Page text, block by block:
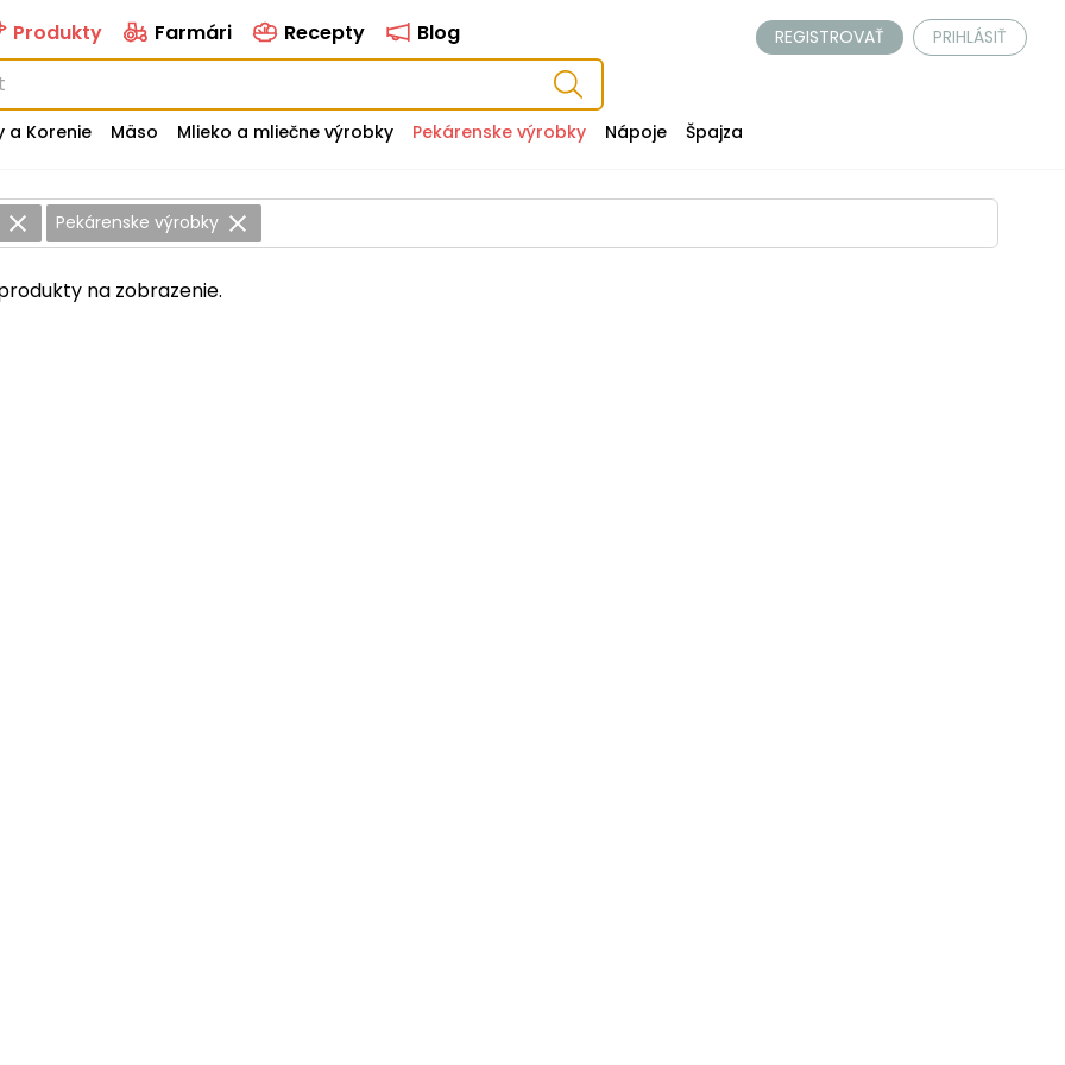
Produkty Farmári Recepty Blog REGISTROVAŤ PRIHLÁSIŤ
a Korenie Mäso Mlieko a mliečne výrobky Pekárenske výrobky Nápoje Špajza
Pekárenske výrobky
na zobrazenie.